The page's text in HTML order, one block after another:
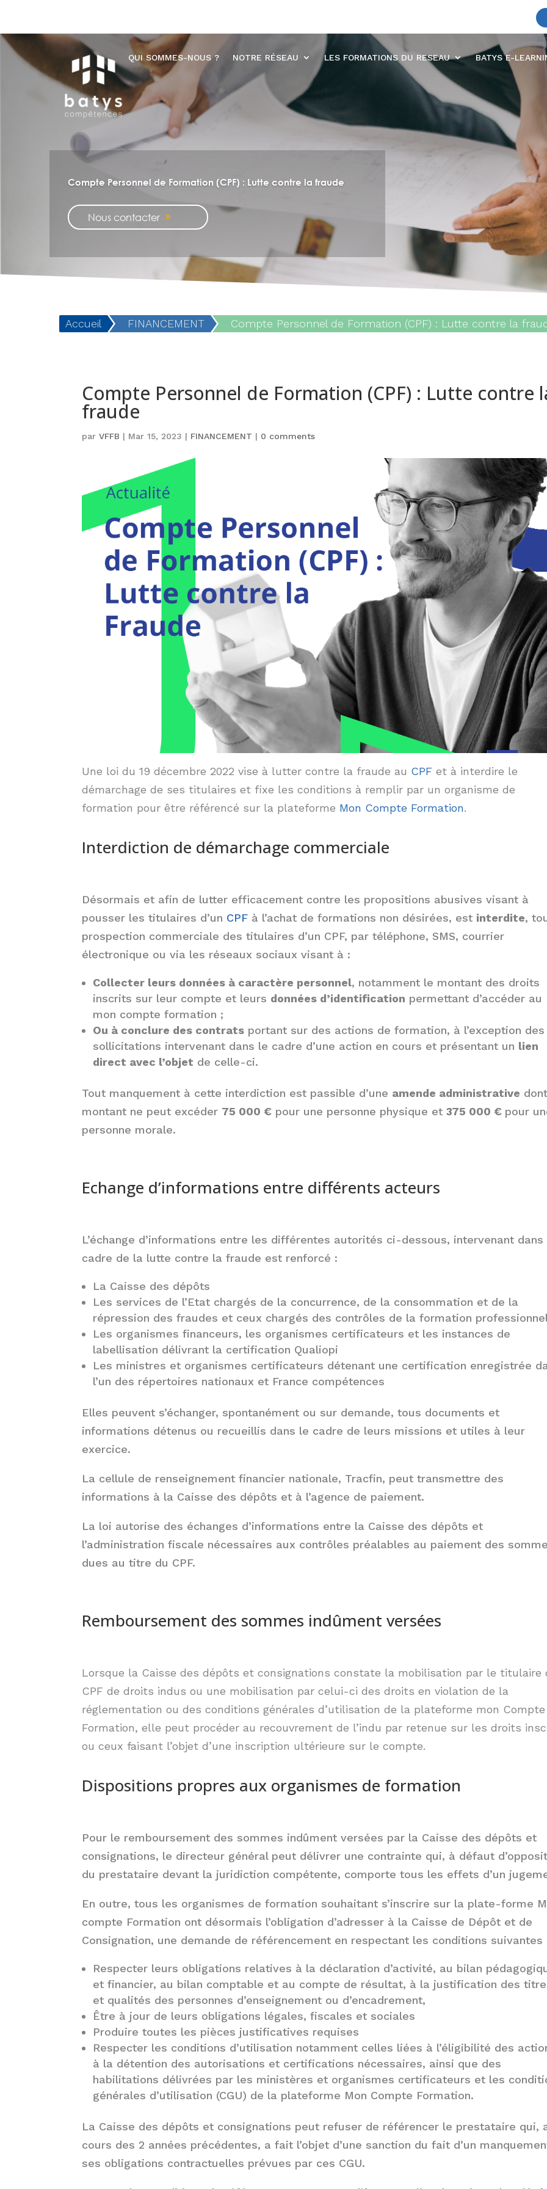
QUI SOMMES-NOUS ? NOTRE RÉSEAU LES FORMATIONS DU RESEAU BATYS E-
Compte Personnel de Formation (CPF) : Lutte contre la fraude
Nous contacter
Accueil FINANCEMENT Compte Personnel de Formation (CPF) : Lutte contre la
Compte Personnel de Formation (CPF) : Lutte contre
fraude
parVFFB | Mar 15, 2023 | FINANCEMENT | 0 comments
Une loi du 19 décembre 2022 vise à lutter contre la fraude au CPF et à interdire le
démarchage de ses titulaires et fixe les conditions à remplir par un organisme de
formation pour être référencé sur la plateforme Mon Compte Formation.
Interdiction de démarchage commerciale
Désormais et afin de lutter efficacement contre les propositions abusives visant à
pousser les titulaires d’un CPF à l’achat de formations non désirées, est interdite,
prospection commerciale des titulaires d’un CPF, par téléphone, SMS, courrier
électronique ou via les réseaux sociaux visant à :
Collecter leurs données à caractère personnel, notamment le montant des droits
inscrits sur leur compte et leurs données d’identification permettant d’accéder au
mon compte formation ;
Ou à conclure des contrats portant sur des actions de formation, à l’exception des
sollicitations intervenant dans le cadre d’une action en cours et présentant un lien
direct avec l’objet de celle-ci.
Tout manquement à cette interdiction est passible d’une amende administrative
montant ne peut excéder 75 000 € pour une personne physique et375 000 € pour
personne morale.
Echange d’informations entre différents acteurs
L’échange d’informations entre les différentes autorités ci-dessous, intervenant dans
cadre de la lutte contre la fraude est renforcé :
La Caisse des dépôts
Les services de l’Etat chargés de la concurrence, de la consommation et de la
répression des fraudes et ceux chargés des contrôles de la formation
Les organismes financeurs, les organismes certificateurs et les instances de
labellisation délivrant la certification Qualiopi
Les ministres et organismes certificateurs détenant une certification enregistrée
l’un des répertoires nationaux et France compétences
Elles peuvent s’échanger, spontanément ou sur demande, tous documents et
informations détenus ou recueillis dans le cadre de leurs missions et utiles à leur
exercice.
La cellule de renseignement financier nationale, Tracfin, peut transmettre des
informations à la Caisse des dépôts et à l’agence de paiement.
La loi autorise des échanges d’informations entre la Caisse des dépôts et
l’administration fiscale nécessaires aux contrôles préalables au paiement des
dues au titre du CPF.
Remboursement des sommes indûment versées
Lorsque la Caisse des dépôts et consignations constate la mobilisation par le titulaire
CPF de droits indus ou une mobilisation par celui-ci des droits en violation de la
réglementation ou des conditions générales d’utilisation de la plateforme mon Compte
Formation, elle peut procéder au recouvrement de l’indu par retenue sur les droits
ou ceux faisant l’objet d’une inscription ultérieure sur le compte.
Dispositions propres aux organismes de formation
Pour le remboursement des sommes indûment versées par la Caisse des dépôts et
consignations, le directeur général peut délivrer une contrainte qui, à défaut
du prestataire devant la juridiction compétente, comporte tous les effets d’un
En outre, tous les organismes de formation souhaitant s’inscrire sur la plate-forme
compte Formation ont désormais l’obligation d’adresser à la Caisse de Dépôt et de
Consignation, une demande de référencement en respectant les conditions suivantes
Respecter leurs obligations relatives à la déclaration d’activité, au bilan
et financier, au bilan comptable et au compte de résultat, à la justification des
et qualités des personnes d’enseignement ou d’encadrement,
Être à jour de leurs obligations légales, fiscales et sociales
Produire toutes les pièces justificatives requises
Respecter les conditions d’utilisation notamment celles liées à l’éligibilité des
à la détention des autorisations et certifications nécessaires, ainsi que des
habilitations délivrées par les ministères et organismes certificateurs et les
générales d’utilisation (CGU) de la plateforme Mon Compte Formation.
La Caisse des dépôts et consignations peut refuser de référencer le prestataire qui,
cours des 2 années précédentes, a fait l’objet d’une sanction du fait d’un
ses obligations contractuelles prévues par ces CGU.